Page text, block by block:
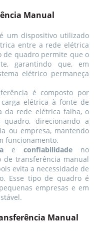
Manual
um dispositivo utilizado
entre a rede elétrica
de quadro permite que o
garantindo que, em
elétrico permaneça
é composto por
elétrica à fonte de
da rede elétrica falha, o
direcionando a
ou empresa, mantendo
funcionamento.
e confiabilidade no
de transferência manual
evita a necessidade de
Esse tipo de quadro é
empresas e em
Manual